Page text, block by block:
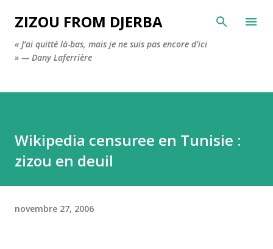
Accéder au contenu principal
ZIZOU FROM DJERBA
« J’ai quitté là-bas, mais je ne suis pas encore d’ici
» — Dany Laferrière
Wikipedia censuree en Tunisie :
zizou en deuil
novembre 27, 2006